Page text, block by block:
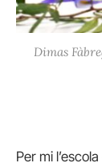
Dimas
Per mi